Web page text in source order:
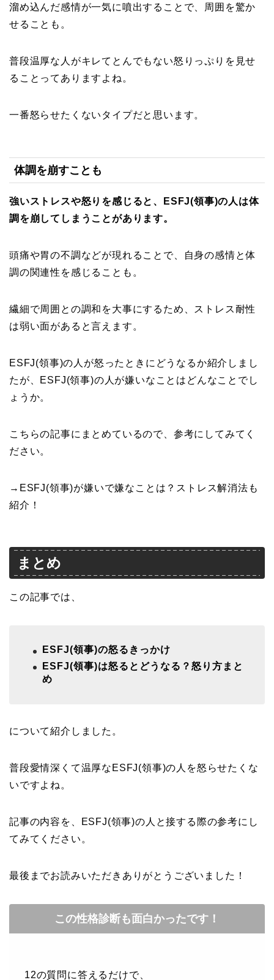
溜め込んだ感情が一気に噴出することで、周囲を驚か
せることも。
普段温厚な人がキレてとんでもない怒りっぷりを見せ
ることってありますよね。
一番怒らせたくないタイプだと思います。
体調を崩すことも
強いストレスや怒りを感じると、ESFJ(領事)の人は体
調を崩してしまうことがあります。
頭痛や胃の不調などが現れることで、自身の感情と体
調の関連性を感じることも。
繊細で周囲との調和を大事にするため、ストレス耐性
は弱い面があると言えます。
ESFJ(領事)の人が怒ったときにどうなるか紹介しまし
たが、ESFJ(領事)の人が嫌いなことはどんなことでし
ょうか。
こちらの記事にまとめているので、参考にしてみてく
ださい。
→ESFJ(領事)が嫌いで嫌なことは？ストレス解消法も
紹介！
まとめ
この記事では、
ESFJ(領事)の怒るきっかけ
ESFJ(領事)は怒るとどうなる？怒り方まと
め
について紹介しました。
普段愛情深くて温厚なESFJ(領事)の人を怒らせたくな
いですよね。
記事の内容を、ESFJ(領事)の人と接する際の参考にし
てみてください。
最後までお読みいただきありがとうございました！
この性格診断も面白かったです！
12の質問に答えるだけで、